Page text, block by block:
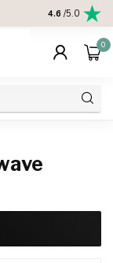
2 jaar
4.6 /5.0
0